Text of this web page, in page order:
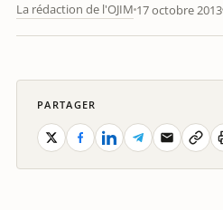
La rédaction de l'OJIM 17 octobre 2013
PARTAGER